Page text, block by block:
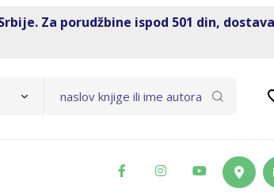
Za porudžbine ispod 501 din,